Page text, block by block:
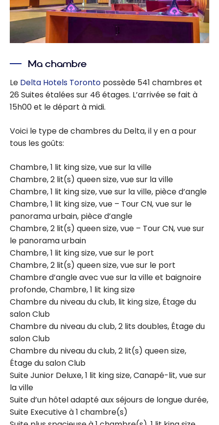
Ma chambre
Le Delta Hotels Toronto possède 541 chambres et
26 Suites étalées sur 46 étages. L’arrivée se fait à
15h00 et le départ à midi.
Voici le type de chambres du Delta, il y en a pour
tous les goûts:
Chambre, 1 lit king size, vue sur la ville
Chambre, 2 lit(s) queen size, vue sur la ville
Chambre, 1 lit king size, vue sur la ville, pièce d’angle
Chambre, 1 lit king size, vue – Tour CN, vue sur le
panorama urbain, pièce d’angle
Chambre, 2 lit(s) queen size, vue – Tour CN, vue sur
le panorama urbain
Chambre, 1 lit king size, vue sur le port
Chambre, 2 lit(s) queen size, vue sur le port
Chambre d’angle avec vue sur la ville et baignoire
profonde, Chambre, 1 lit king size
Chambre du niveau du club, lit king size, Étage du
salon Club
Chambre du niveau du club, 2 lits doubles, Étage du
salon Club
Chambre du niveau du club, 2 lit(s) queen size,
Étage du salon Club
Suite Junior Deluxe, 1 lit king size, Canapé-lit, vue sur
la ville
Suite d’un hôtel adapté aux séjours de longue durée,
Suite Executive à 1 chambre(s)